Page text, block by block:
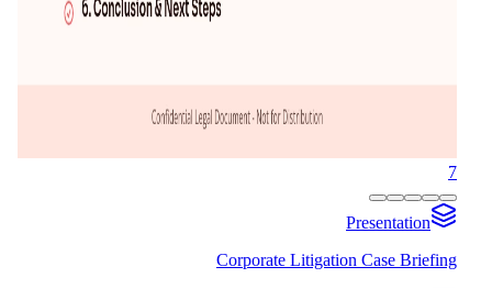
7
Presentation
Corporate Litigation Case Briefing